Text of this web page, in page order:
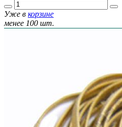
Уже в корзине
менее 100 шт.